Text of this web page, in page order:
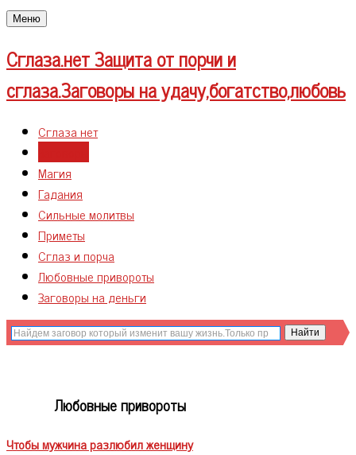
Меню
Сглаза.нетЗащита от порчи и
сглаза.Заговоры на удачу,богатство,любовь
Сглаза нет
Магия
Гадания
Сильные молитвы
Приметы
Сглаз и порча
Любовные привороты
Заговоры на деньги
Любовные привороты
Чтобы мужчина разлюбил женщину